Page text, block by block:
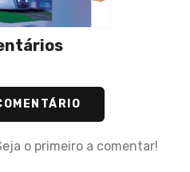
o primeiro a comentar!